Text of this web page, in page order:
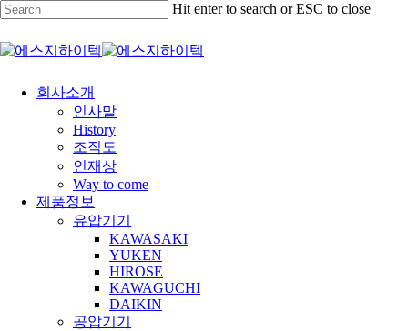
Skip
to
main
content
Hit enter to search or ESC to close
Close
Menu
회사소개
인사말
History
조직도
인재상
Way to come
제품정보
유압기기
KAWASAKI
YUKEN
HIROSE
KAWAGUCHI
DAIKIN
공압기기